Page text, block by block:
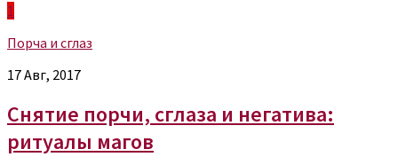
1
Порча и сглаз
17 Авг, 2017
Снятие порчи, сглаза и негатива:
ритуалы магов